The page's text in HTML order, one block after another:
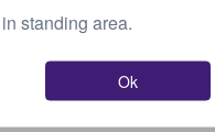
standing area.
Ok